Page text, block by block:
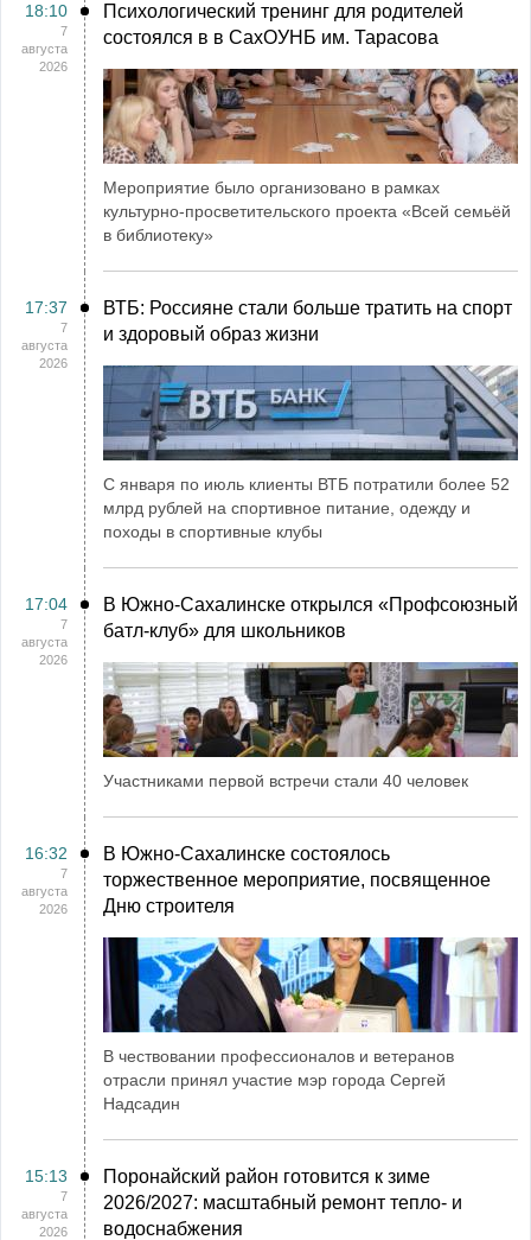
18:10
7
августа
2026
Психологический тренинг для родителей
состоялся в в СахОУНБ им. Тарасова
Мероприятие было организовано в рамках
культурно-просветительского проекта «Всей семьёй
в библиотеку»
17:37
7
августа
2026
ВТБ: Россияне стали больше тратить на спорт
и здоровый образ жизни
С января по июль клиенты ВТБ потратили более 52
млрд рублей на спортивное питание, одежду и
походы в спортивные клубы
17:04
7
августа
2026
В Южно-Сахалинске открылся «Профсоюзный
батл-клуб» для школьников
Участниками первой встречи стали 40 человек
16:32
7
августа
2026
В Южно-Сахалинске состоялось
торжественное мероприятие, посвященное
Дню строителя
В чествовании профессионалов и ветеранов
отрасли принял участие мэр города Сергей
Надсадин
15:13
7
августа
2026
Поронайский район готовится к зиме
2026/2027: масштабный ремонт тепло- и
водоснабжения